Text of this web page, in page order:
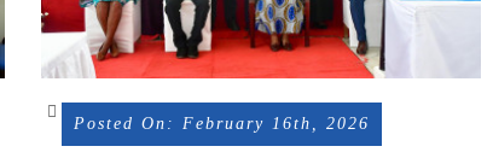
Posted On: February 16th, 2026